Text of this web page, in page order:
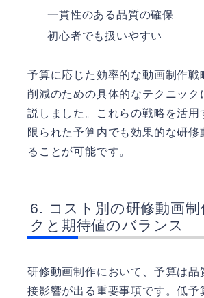
一貫性のある品質の確保
初心者でも扱いやすい
予算に応じた効率的な動画制作戦
削減のための具体的なテクニック
説しました。これらの戦略を活用
限られた予算内でも効果的な研修
ることが可能です。
コスト別の研修動画制
クと期待値のバランス
研修動画制作において、予算は品
接影響が出る重要事項です。低予